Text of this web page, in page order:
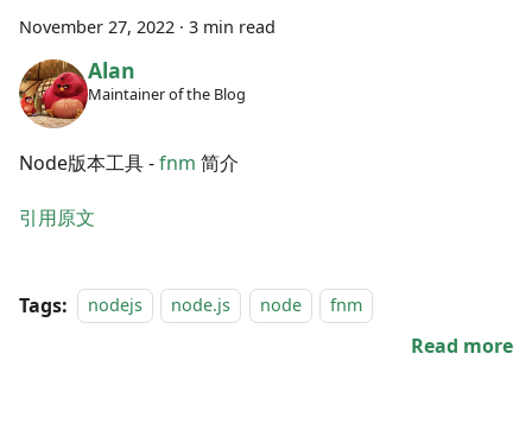
November 27, 2022 · 3 min read
Alan
Maintainer of the Blog
Node版本工具 -fnm 简介
引用原文
Tags: nodejs node.js node fnm
Read more